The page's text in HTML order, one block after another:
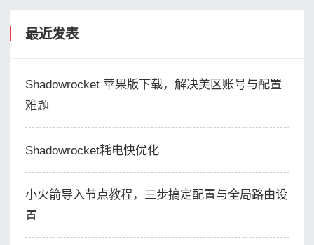
最近发表
Shadowrocket 苹果版下载，解决美区账号与配置
难题
Shadowrocket耗电快优化
小火箭导入节点教程，三步搞定配置与全局路由设
置